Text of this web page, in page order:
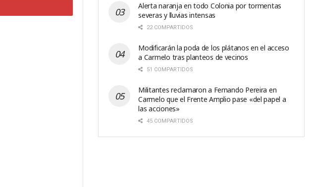
Alerta naranja en todo Colonia por tormentas
severas y lluvias intensas
22 COMPARTIDOS
Modificarán la poda de los plátanos en el acceso
a Carmelo tras planteos de vecinos
51 COMPARTIDOS
Militantes reclamaron a Fernando Pereira en
Carmelo que el Frente Amplio pase «del papel a
las acciones»
45 COMPARTIDOS